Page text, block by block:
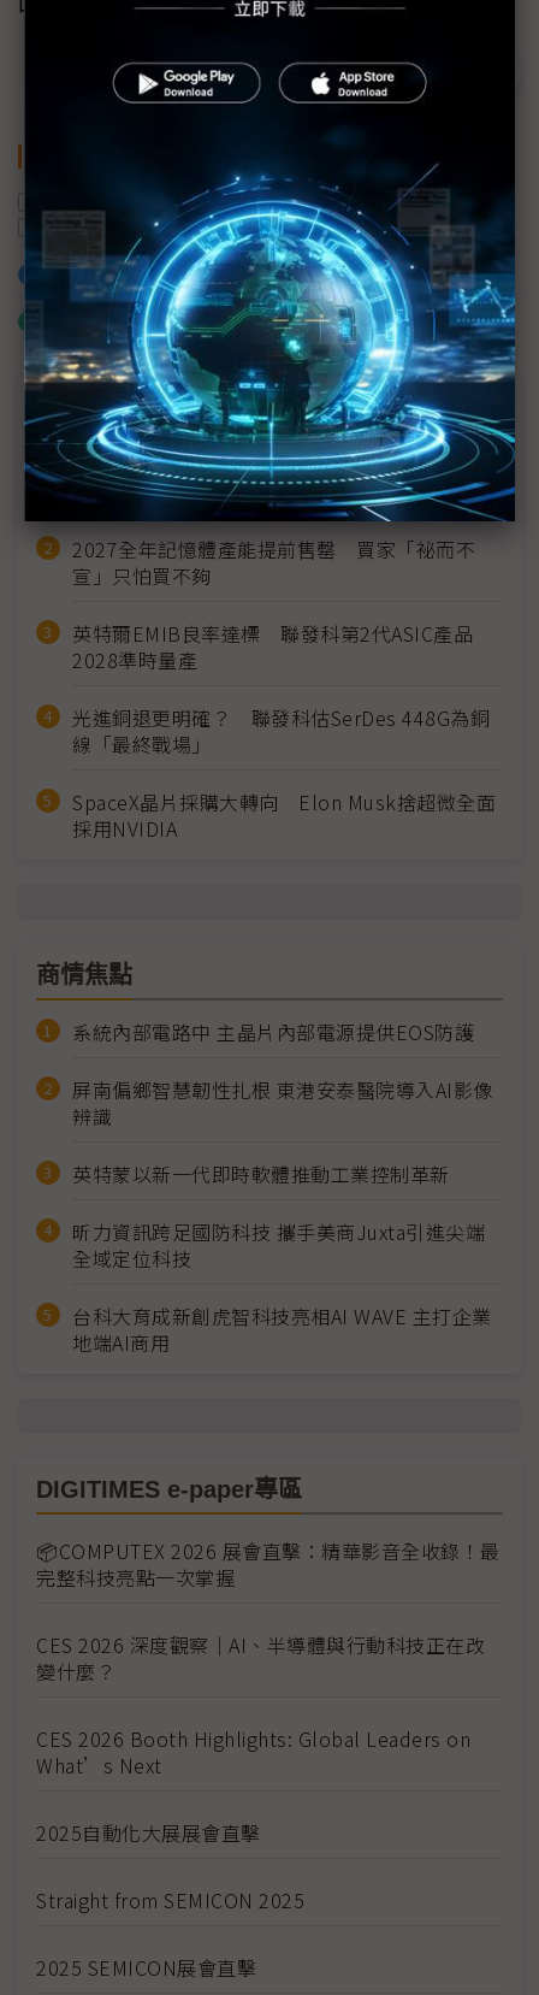
大聯大
世平興業
半導體產業
數位轉型 供應鏈
加入已選取到「關鍵字追蹤」
什麼是「關鍵字追蹤」
近７天熱門報導
MLCC訂單過熱、出貨比創高 村田示警全球AI基
建熱潮將趨緩
2027全年記憶體產能提前售罄 買家「祕而不
宣」只怕買不夠
英特爾EMIB良率達標 聯發科第2代ASIC產品
2028準時量產
光進銅退更明確？ 聯發科估SerDes 448G為銅
線「最終戰場」
SpaceX晶片採購大轉向 Elon Musk捨超微全面
採用NVIDIA
商情焦點
系統內部電路中 主晶片內部電源提供EOS防護
屏南偏鄉智慧韌性扎根 東港安泰醫院導入AI影像
辨識
英特蒙以新一代即時軟體推動工業控制革新
昕力資訊跨足國防科技 攜手美商Juxta引進尖端
全域定位科技
台科大育成新創虎智科技亮相AI WAVE 主打企業
地端AI商用
DIGITIMES e-paper專區
📦COMPUTEX 2026 展會直擊：精華影音全收錄！最
完整科技亮點一次掌握
CES 2026 深度觀察｜AI、半導體與行動科技正在改
變什麼？
CES 2026 Booth Highlights: Global Leaders on
What’s Next
2025自動化大展展會直擊
Straight from SEMICON 2025
2025 SEMICON展會直擊